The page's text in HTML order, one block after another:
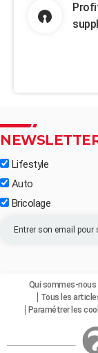
Lifestyle
Auto
Bricolage
Qui sommes-nous
Tous les
Paramétrer les